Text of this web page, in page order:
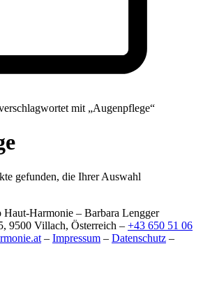
mit „Augenpflege“
gefunden, die Ihrer Auswahl
Harmonie – Barbara Lengger
9500 Villach, Österreich – +43 650 51 06
– Impressum – Datenschutz –